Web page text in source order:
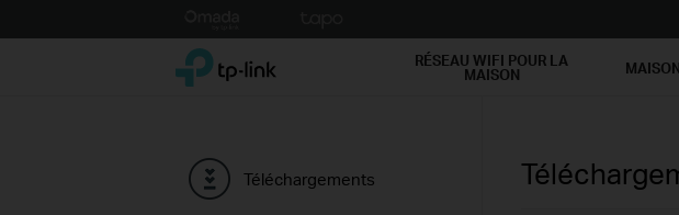
to
TP-Link, Reliably Smart RÉSEAU WIFI POUR LA
MAISON
Téléchargements